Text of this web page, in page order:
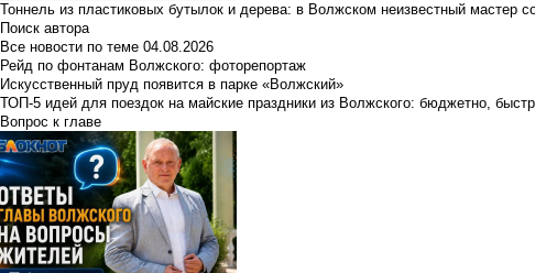
Тоннель из пластиковых бутылок и дерева: в Волжском неизвестный мастер
Поиск автора
Все новости по теме 04.08.2026
Рейд по фонтанам Волжского: фоторепортаж
Искусственный пруд появится в парке «Волжский»
ТОП-5 идей для поездок на майские праздники из Волжского: бюджетно,
Вопрос к главе